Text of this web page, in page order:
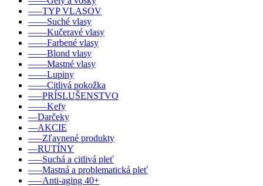
–––TYP VLASOV
––––Suché vlasy
––––Kučeravé vlasy
––––Farbené vlasy
––––Blond vlasy
––––Mastné vlasy
––––Lupiny
––––Citlivá pokožka
–––PRÍSLUŠENSTVO
––––Kefy
––Darčeky
––AKCIE
–––Zľavnené produkty
––RUTÍNY
–––Suchá a citlivá pleť
–––Mastná a problematická pleť
–––Anti-aging 40+